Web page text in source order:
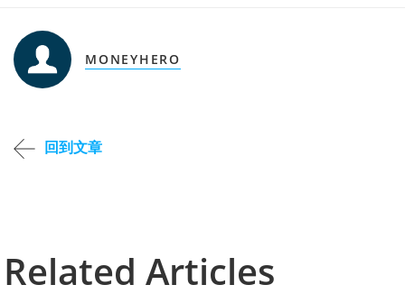
MONEYHERO
回到文章
Related Articles